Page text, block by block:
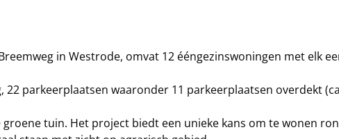
in Westrode, omvat 12 ééngezinswoningen met elk
parkeerplaatsen waaronder 11 parkeerplaatsen overdekt
tuin. Het project biedt een unieke kans om te wonen